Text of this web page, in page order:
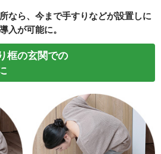
なら、今まで手すりなどが設置しに
入が可能に。
框の玄関での